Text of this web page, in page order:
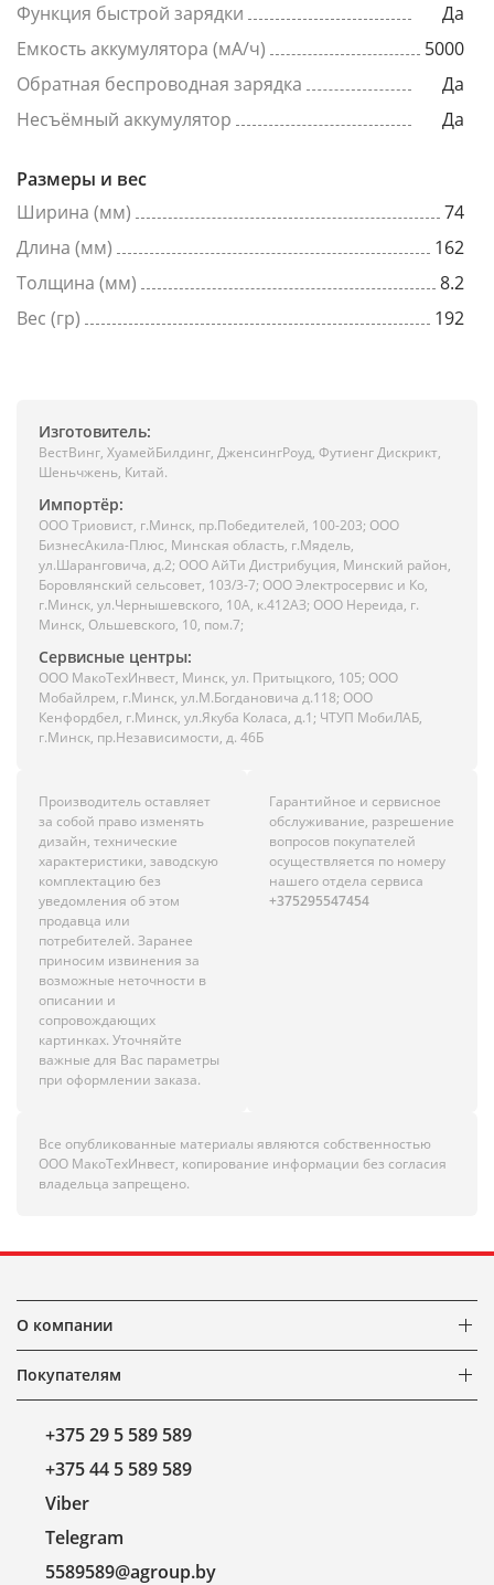
Функция быстрой зарядки
Да
Емкость аккумулятора (мА/ч)
5000
Обратная беспроводная зарядка
Да
Несъёмный аккумулятор
Да
Размеры и вес
Ширина (мм)
74
Длина (мм)
162
Толщина (мм)
8.2
Вес (гр)
192
Изготовитель:
ВестВинг, ХуамейБилдинг, ДженсингРоуд, Футиенг Дискрикт,
Шеньчжень, Китай.
Импортёр:
ООО Триовист, г.Минск, пр.Победителей, 100-203; ООО
БизнесАкила-Плюс, Минская область, г.Мядель,
ул.Шаранговича, д.2; ООО АйТи Дистрибуция, Минский район,
Боровлянский сельсовет, 103/3-7; ООО Электросервис и Ко,
г.Минск, ул.Чернышевского, 10А, к.412АЗ; ООО Нереида, г.
Минск, Ольшевского, 10, пом.7;
Сервисные центры:
ООО МакоТехИнвест, Минск, ул. Притыцкого, 105; ООО
Мобайлрем, г.Минск, ул.М.Богдановича д.118; ООО
Кенфордбел, г.Минск, ул.Якуба Коласа, д.1; ЧТУП МобиЛАБ,
г.Минск, пр.Независимости, д. 46Б
Производитель оставляет
за собой право изменять
дизайн, технические
характеристики, заводскую
комплектацию без
уведомления об этом
продавца или
потребителей. Заранее
приносим извинения за
возможные неточности в
описании и
сопровождающих
картинках. Уточняйте
важные для Вас параметры
при оформлении заказа.
Гарантийное и сервисное
обслуживание, разрешение
вопросов покупателей
осуществляется по номеру
нашего отдела сервиса
+375295547454
Все опубликованные материалы являются собственностью
ООО МакоТехИнвест, копирование информации без согласия
владельца запрещено.
О компании
Покупателям
+375 29 5 589 589
+375 44 5 589 589
Viber
Telegram
5589589@agroup.by